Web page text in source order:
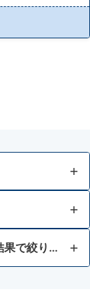
出産予定・授乳中の方が服用可能な検索結果で絞り込む